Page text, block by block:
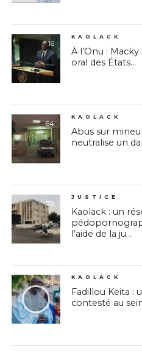
16
KAOLACK
À l’Onu :
oral des États...
64
KAOLACK
Abus sur
neutralise un
76
JUSTICE
Kaolack : un
l’aide de la ju...
74
KAOLACK
Fadillou Keita :
contesté au